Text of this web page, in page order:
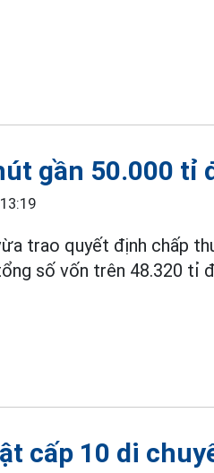
gần 50.000 tỉ
trao quyết định chấp
số vốn trên 48.320 tỉ
cấp 10 di